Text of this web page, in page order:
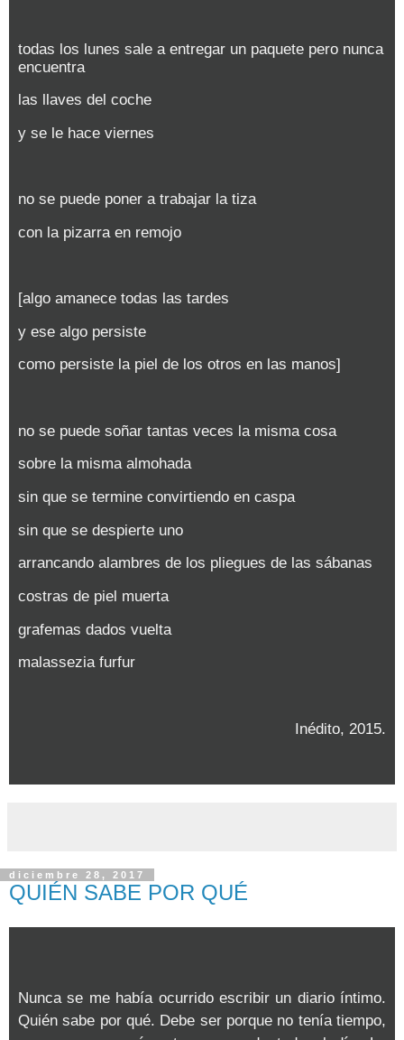
todas los lunes sale a entregar un paquete pero nunca
encuentra
las llaves del coche
y se le hace viernes
no se puede poner a trabajar la tiza
con la pizarra en remojo
[algo amanece todas las tardes
y ese algo persiste
como persiste la piel de los otros en las manos]
no se puede soñar tantas veces la misma cosa
sobre la misma almohada
sin que se termine convirtiendo en caspa
sin que se despierte uno
arrancando alambres de los pliegues de las sábanas
costras de piel muerta
grafemas dados vuelta
malassezia furfur
Inédito, 2015.
diciembre 28, 2017
QUIÉN SABE POR QUÉ
Nunca se me había ocurrido escribir un diario íntimo.
Quién sabe por qué. Debe ser porque no tenía tiempo,